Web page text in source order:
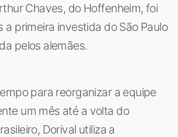
Chaves, do Hoffenheim, foi
a primeira investida do São Paulo
pelos alemães.
para reorganizar a equipe
um mês até a volta do
Dorival utiliza a